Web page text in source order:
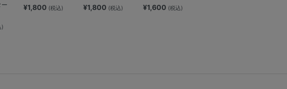
)
¥1,800 (税込) ¥1,800 (税込) ¥1,600 (税込)